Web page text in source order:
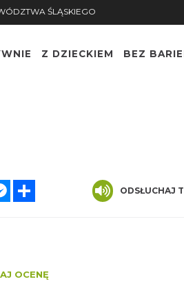
ŚLĄSKIEGO
Z DZIECKIEM BEZ
Messenger ODSŁUCHAJ
OCENĘ